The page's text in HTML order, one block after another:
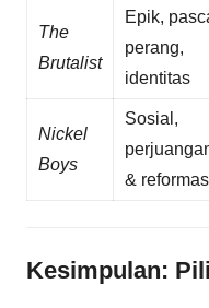
The
Brutalist
Epik,
perang,
identitas
Nickel
Boys
Sosial,
&
Kesimpulan: